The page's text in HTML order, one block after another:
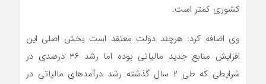
کشوری کمتر است.
وی اضافه کرد: هرچند دولت معتقد است بخش اصلی این
افزایش منابع جدید مالیاتی بوده اما رشد ۳۶ درصدی در
شرایطی که طی ۲ سال گذشته رشد درآمدهای مالیاتی در